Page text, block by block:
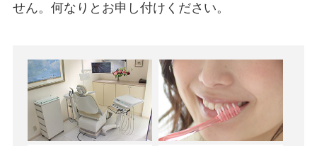
せん。何なりとお申し付けください。